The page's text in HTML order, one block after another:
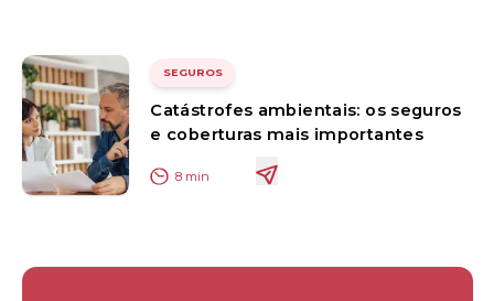
SEGUROS
Catástrofes ambientais: os seguros
e coberturas mais importantes
8 min